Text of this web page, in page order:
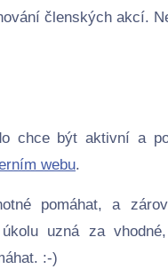
členských akcí.
chce být aktivní a
webu.
pomáhat, a
uzná za
:-)